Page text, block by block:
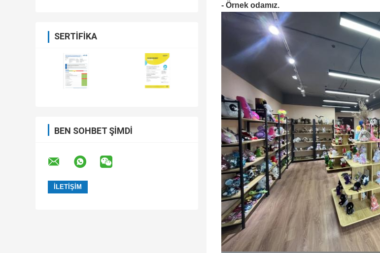
SERTIFIKA
BEN SOHBET ŞIMDI
- Örnek odamız.